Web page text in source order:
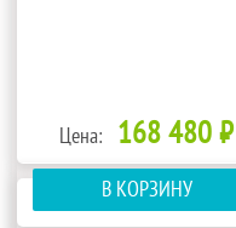
Цена: 168 480 ₽
В КОРЗИНУ